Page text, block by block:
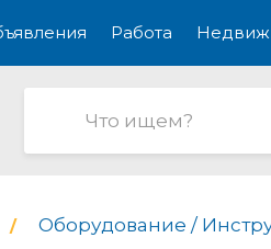
Работа
Оборудование /